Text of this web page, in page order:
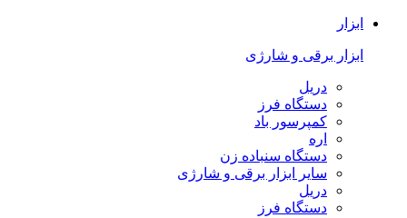
ابزار
ابزار برقی و شارژی
دریل
دستگاه فرز
کمپرسور باد
اره
دستگاه سنباده زن
سایر ابزار برقی و شارژی
دریل
دستگاه فرز